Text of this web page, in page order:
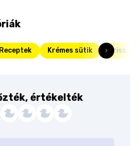
Receptek Krémes sütik Friss
értékelték